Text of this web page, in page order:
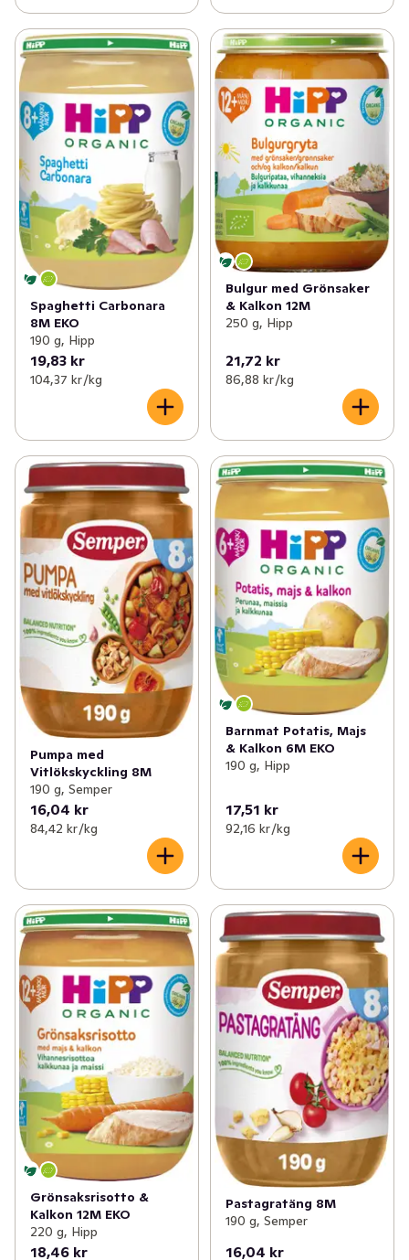
Spaghetti Carbonara
8M EKO
190 g, Hipp
19,83 kr
104,37 kr /kg
Bulgur med Grönsaker
& Kalkon 12M
250 g, Hipp
21,72 kr
86,88 kr /kg
Pumpa med
Vitlökskyckling 8M
190 g, Semper
16,04 kr
84,42 kr /kg
Barnmat Potatis, Majs
& Kalkon 6M EKO
190 g, Hipp
17,51 kr
92,16 kr /kg
Grönsaksrisotto &
Kalkon 12M EKO
220 g, Hipp
18,46 kr
Pastagratäng 8M
190 g, Semper
16,04 kr